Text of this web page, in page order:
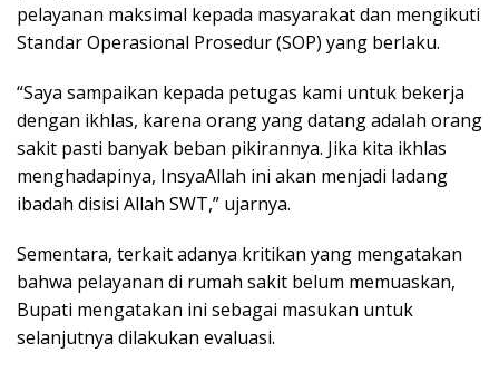
pelayanan maksimal kepada masyarakat dan mengikuti
Standar Operasional Prosedur (SOP) yang berlaku.
“Saya sampaikan kepada petugas kami untuk bekerja
dengan ikhlas, karena orang yang datang adalah orang
sakit pasti banyak beban pikirannya. Jika kita ikhlas
menghadapinya, InsyaAllah ini akan menjadi ladang
ibadah disisi Allah SWT,” ujarnya.
Sementara, terkait adanya kritikan yang mengatakan
bahwa pelayanan di rumah sakit belum memuaskan,
Bupati mengatakan ini sebagai masukan untuk
selanjutnya dilakukan evaluasi.